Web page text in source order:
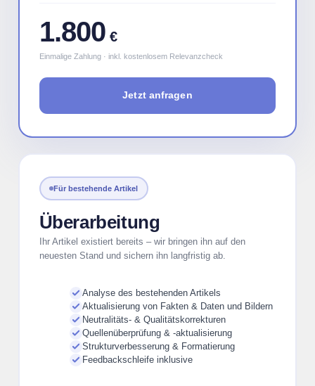
Für bestehende Artikel
Überarbeitung
Ihr Artikel existiert bereits – wir bringen ihn auf den
neuesten Stand und sichern ihn langfristig ab.
Analyse des bestehenden Artikels
Aktualisierung von Fakten & Daten und Bildern
Neutralitäts- & Qualitätskorrekturen
Quellenüberprüfung & -aktualisierung
Strukturverbesserung & Formatierung
Feedbackschleife inklusive
1.800 €
Einmalige Zahlung · inkl. kostenlosem Relevanzcheck
Jetzt anfragen